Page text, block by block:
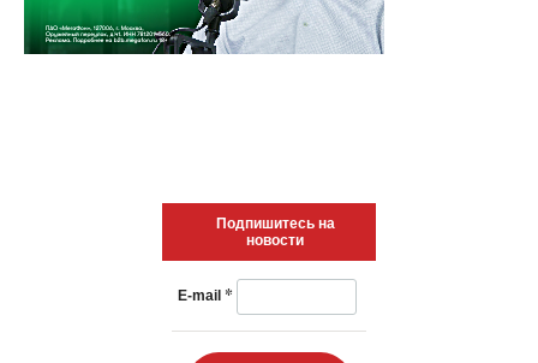
Подпишитесь на
новости
E-mail *